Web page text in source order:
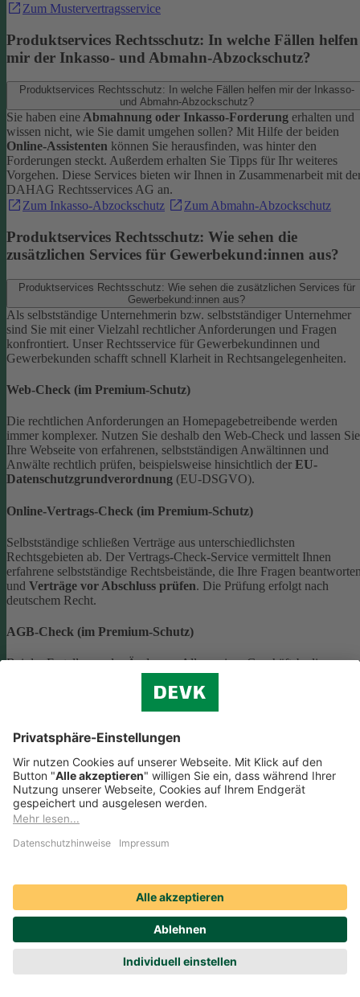
Zum Mustervertragsservice
Produktservices Rechtsschutz: In welche Fällen helfen
mir der Inkasso- und Abmahn-Abzockschutz?
Produktservices Rechtsschutz: In welche Fällen helfen mir der Inkasso-
und Abmahn-Abzockschutz?
Sie haben eineAbmahnung oder Inkasso-Forderung erhalten und
wissen nicht, wie Sie damit umgehen sollen? Mit Hilfe der beiden
Online-Assistenten können Sie herausfinden, was hinter den
Forderungen steckt. Außerdem erhalten Sie Tipps für Ihr weiteres
Vorgehen. Diese Services bieten wir Ihnen in Zusammenarbeit mit
DAHAG Rechtsservices AG an.
Zum Inkasso-Abzockschutz
Zum Abmahn-Abzockschutz
Produktservices Rechtsschutz: Wie sehen die
zusätzlichen Services für Gewerbekund:innen aus?
Produktservices Rechtsschutz: Wie sehen die zusätzlichen Services für
Gewerbekund:innen aus?
Als selbstständige Unternehmerin bzw. selbstständiger Unternehmer
sind Sie mit einer Vielzahl rechtlicher Anforderungen und Fragen
konfrontiert. Unser Rechtsservice für Gewerbekundinnen und
Gewerbekunden schafft schnell Klarheit in Rechtsangelegenheiten.
Web-Check (im Premium-Schutz)
Die rechtlichen Anforderungen an Homepagebetreibende werden
immer komplexer. Nutzen Sie deshalb den Web-Check und lassen Sie
Ihre Webseite von erfahrenen, selbstständigen Anwältinnen und
Anwälte rechtlich prüfen, beispielsweise hinsichtlich der EU-
Datenschutzgrundverordnung (EU-DSGVO).
Online-Vertrags-Check (im Premium-Schutz)
Selbstständige schließen Verträge aus unterschiedlichsten
Rechtsgebieten ab. Der Vertrags-Check-Service vermittelt Ihnen
erfahrene selbstständige Rechtsbeistände, die Ihre Fragen
und Verträge vor Abschluss prüfen. Die Prüfung erfolgt nach
deutschem Recht.
AGB-Check (im Premium-Schutz)
Bei der Erstellung oder Änderung Allgemeiner
(AGB) ist eine Vielzahl rechtlicher Vorschriften zu beachten. Wir
helfen Ihnen dabei und vermitteln Ihnen versierte selbstständige
Online-Portal der DAHAG Rechtsservices AG angeboten.
Beratungs-Rechtsschutz bei Unternehmensnachfolge
Wenn Sie Ihre Firma an eine Nachfolgerin oder einen Nachfolger
kompetente, selbstständige Rechtsanwältinnen und Rechtsanwälte,
Rechtsschutz an:0221 757-1996.
Produktservices Krankenversicherung: Welche
Vorteile bietet mir die Krankenversicherungs-App der
DEVK?